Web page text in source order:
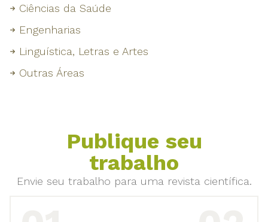
Ciências da Saúde
Engenharias
Linguística, Letras e Artes
Outras Áreas
Publique seu
trabalho
Envie seu trabalho para uma revista científica.